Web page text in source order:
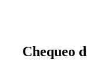
Chequeo